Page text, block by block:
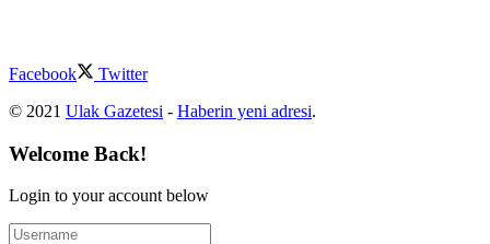
Facebook
Twitter
© 2021 Ulak Gazetesi - Haberin yeni adresi.
Welcome Back!
Login to your account below